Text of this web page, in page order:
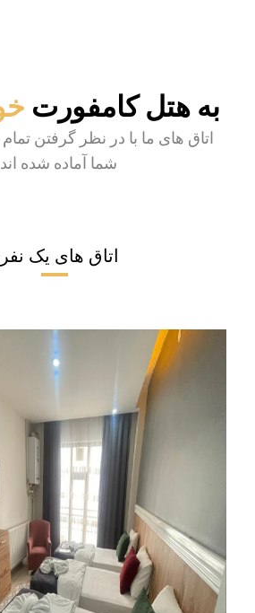
به هتل کامفورت
اتاق های ما با در نظر گرفتن
شما آماده شده
اتاق های یک